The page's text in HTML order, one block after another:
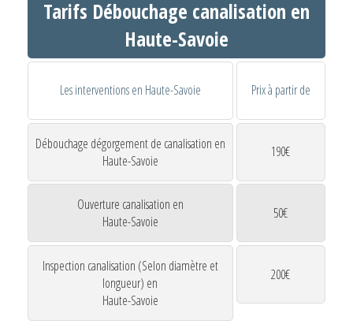
Tarifs Débouchage canalisation en
Haute-Savoie
Les interventions en Haute-Savoie Prix à partir de
Débouchage dégorgement de canalisation en
Haute-Savoie
190€
Ouverture canalisation en
Haute-Savoie
50€
Inspection canalisation (Selon diamètre et
longueur) en
Haute-Savoie
200€